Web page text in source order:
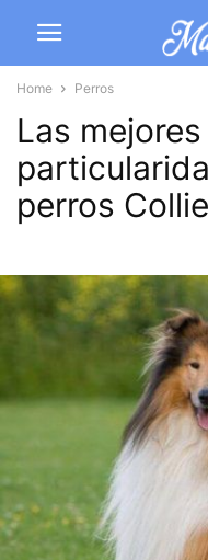
Home Perros
Las
perros Collie